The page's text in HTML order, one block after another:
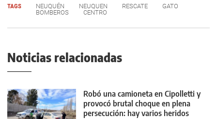
TAGS NEUQUÉN NEUQUEN RESCATE
GATO
BOMBEROS
CENTRO
Noticias relacionadas
Robó una camioneta en Cipolletti y
provocó brutal choque en plena
persecución: hay varios heridos